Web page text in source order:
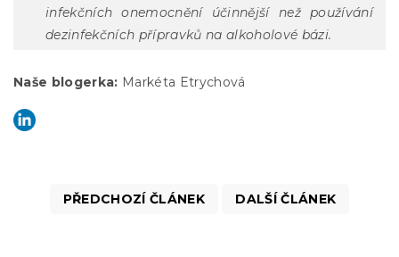
infekčních onemocnění účinnější než používání
dezinfekčních přípravků na alkoholové bázi.
Naše blogerka: Markéta Etrychová
PŘEDCHOZÍ ČLÁNEK DALŠÍ ČLÁNEK